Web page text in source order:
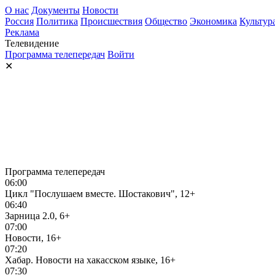
О нас Документы Новости
Россия Политика Происшествия Общество Экономика
Реклама
Телевидение
Программа телепередач Войти
✕
Программа телепередач
06:00
Цикл "Послушаем вместе. Шостакович", 12+
06:40
Зарница 2.0, 6+
07:00
Новости, 16+
07:20
Хабар. Новости на хакасском языке, 16+
07:30